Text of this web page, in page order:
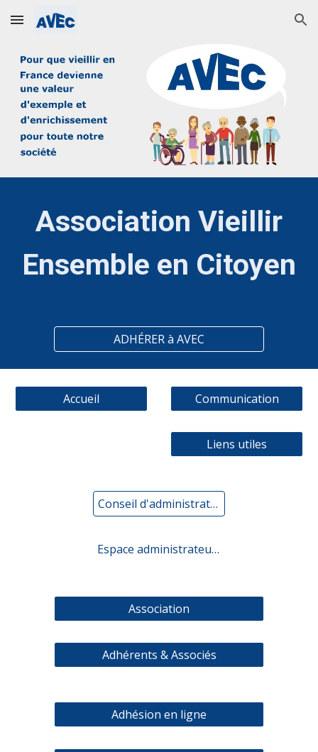
Skip to main content Skip to navigation
Association Vieillir
Ensemble en Citoyen
ADHÉRER à AVEC
Accueil Communication
Liens utiles
Conseil d'administration
Espace administrateurs
Association
Adhérents & Associés
Adhésion en ligne